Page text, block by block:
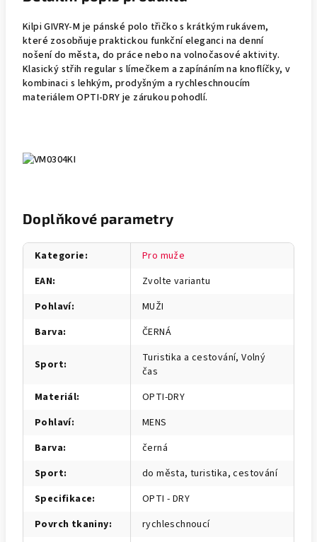
Kilpi GIVRY-M je pánské polo třičko s krátkým rukávem,
které zosobňuje praktickou funkční eleganci na denní
nošení do města, do práce nebo na volnočasové aktivity.
Klasický střih regular s límečkem a zapínáním na knoflíčky, v
kombinaci s lehkým, prodyšným a rychleschnoucím
materiálem OPTI-DRY je zárukou pohodlí.
Doplňkové parametry
Kategorie:
Pro muže
EAN:
Zvolte variantu
Pohlaví:
MUŽI
Barva: ČERNÁ
Sport:
Turistika a cestování, Volný
čas
Materiál:
OPTI-DRY
Pohlaví:
MENS
Barva:
černá
Sport:
do města, turistika, cestování
Specifikace:
OPTI - DRY
Povrch tkaniny:
rychleschnoucí